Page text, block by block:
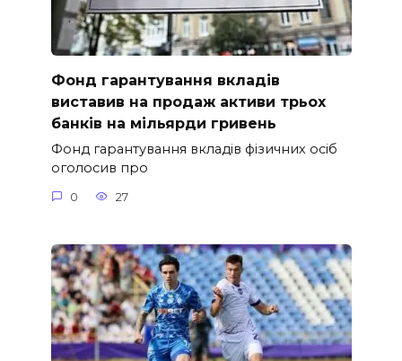
Фонд гарантування вкладів
виставив на продаж активи трьох
банків на мільярди гривень
Фонд гарантування вкладів фізичних осіб
оголосив про
0 27